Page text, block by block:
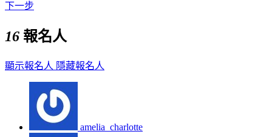
下一步
16 報名人
顯示報名人 隱藏報名人
amelia_charlotte